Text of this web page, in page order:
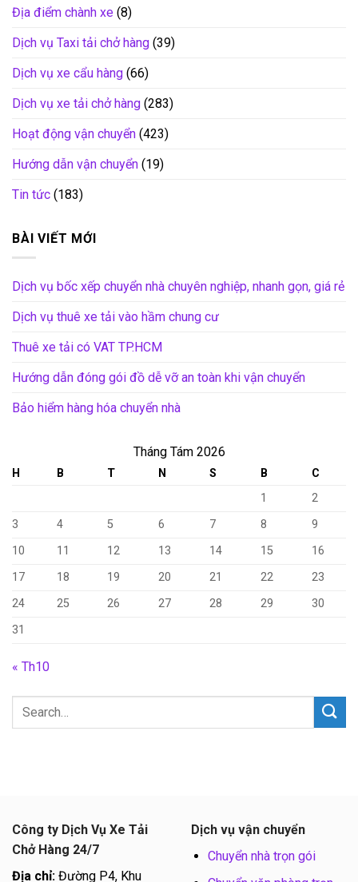
Địa điểm chành xe (8)
Dịch vụ Taxi tải chở hàng (39)
Dịch vụ xe cẩu hàng (66)
Dịch vụ xe tải chở hàng (283)
Hoạt động vận chuyển (423)
Hướng dẫn vận chuyển (19)
Tin tức (183)
BÀI VIẾT MỚI
Dịch vụ bốc xếp chuyển nhà chuyên nghiệp, nhanh gọn, giá rẻ
Dịch vụ thuê xe tải vào hầm chung cư
Thuê xe tải có VAT TP.HCM
Hướng dẫn đóng gói đồ dễ vỡ an toàn khi vận chuyển
Bảo hiểm hàng hóa chuyển nhà
Tháng Tám 2026
H B T N S B
C
1
2
3
4 5 6 7 8
9
10
11 12 13 14 15
16
17
18 19 20 21 22
23
24
25 26 27 28 29
30
31
« Th10
Công ty Dịch Vụ Xe Tải
Chở Hàng 24/7
Địa chỉ: Đường P4, Khu
Dịch vụ vận chuyển
Chuyển nhà trọn gói